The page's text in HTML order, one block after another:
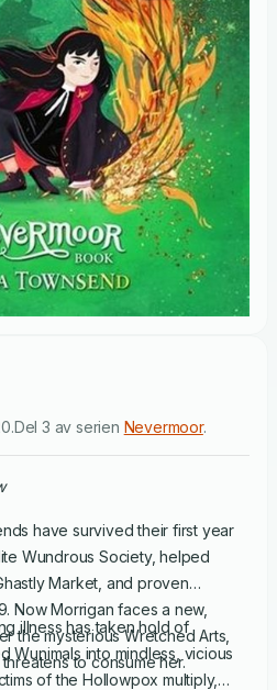
.Del 3 av serien Nevermoor.
have survived their first year
Wundrous Society, helped
Market, and proven
Now Morrigan faces a new,
the mysterious Wretched Arts,
to consume her.
illness has taken hold of
Wunimals into mindless, vicious
of the Hollowpox multiply,